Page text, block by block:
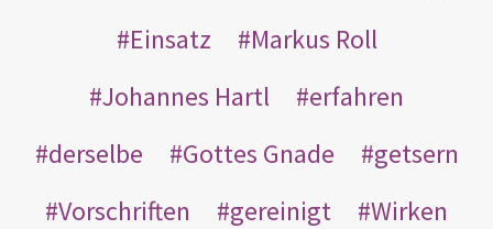
Einsatz
Markus Roll
Johannes Hartl
erfahren
derselbe
Gottes Gnade
getsern
Vorschriften
gereinigt
Wirken